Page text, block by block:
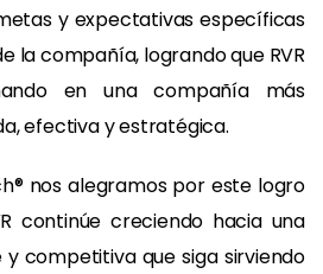
y expectativas específicas
la compañía, logrando que RVR
en una compañía más
efectiva y estratégica.
nos alegramos por este logro
continúe creciendo hacia una
competitiva que siga sirviendo